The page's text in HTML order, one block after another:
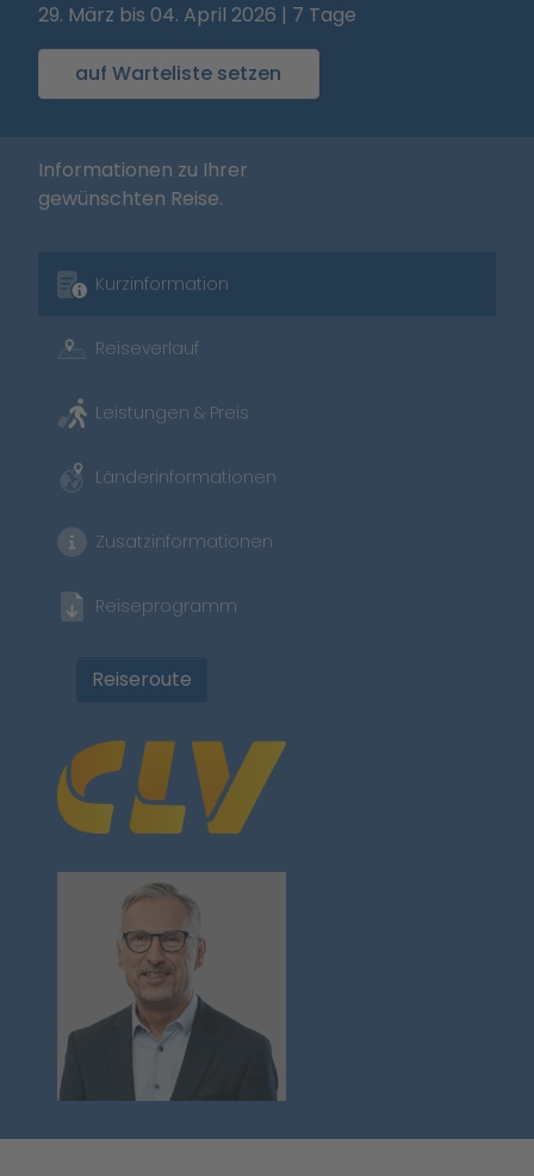
29. März bis 04. April 2026 | 7 Tage
auf Warteliste setzen
Informationen zu Ihrer
gewünschten Reise.
Kurzinformation
Reiseverlauf
Leistungen & Preis
Länderinformationen
Zusatzinformationen
Reiseprogramm
Reiseroute